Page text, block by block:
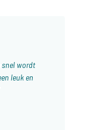
snel wordt
leuk en